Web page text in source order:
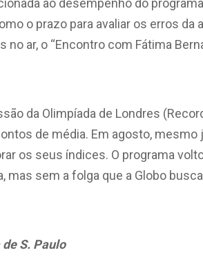
ao desempenho do
o prazo para avaliar os erros da
ar, o “Encontro com Fátima
da Olimpíada de Londres
de média. Em agosto,
os seus índices. O programa
mas sem a folga que a Globo
S. Paulo